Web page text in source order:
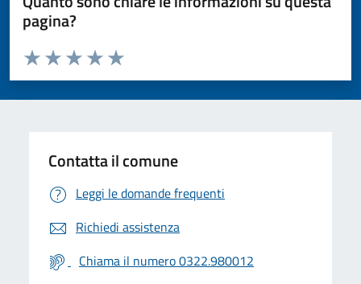
pagina?
Valuta da 1 a 5 stelle la pagina
Valuta 5 stelle su 5
Valuta 4 stelle su 5
Valuta 3 stelle su 5
Valuta 2 stelle su 5
Valuta 1 stelle su 5
Contatta il comune
Leggi le domande frequenti
Richiedi assistenza
Chiama il numero 0322.980012